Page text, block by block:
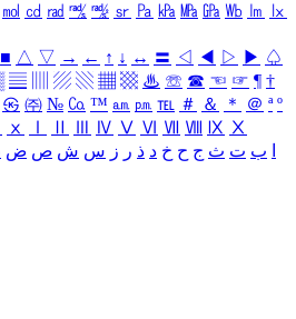
㏖ ㏅ ㎭ ㎮ ㎯ ㏛ ㎩ ㎪ ㎫ ㎬ ㏝ ㏐
㏓
■ △ ▽ → ← ↑ ↓ ↔ 〓 ◁ ◀ ▷ ▶ ♤
▤ ▨ ▧ ▦ ▩ ♨ ☏ ☎ ☜ ☞ ¶ †
㉿ ㈜ № ㏇ ™ ㏂ ㏘ ℡ ＃ ＆ ＊ ＠ ª º
ⅹ Ⅳ Ⅴ Ⅵ Ⅶ Ⅷ Ⅸ Ⅹ
ب ت ث ج ح خ د ذ ر ز س ش ص ض